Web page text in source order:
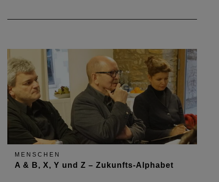
MENSCHEN
A & B, X, Y und Z – Zukunfts-Alphabet